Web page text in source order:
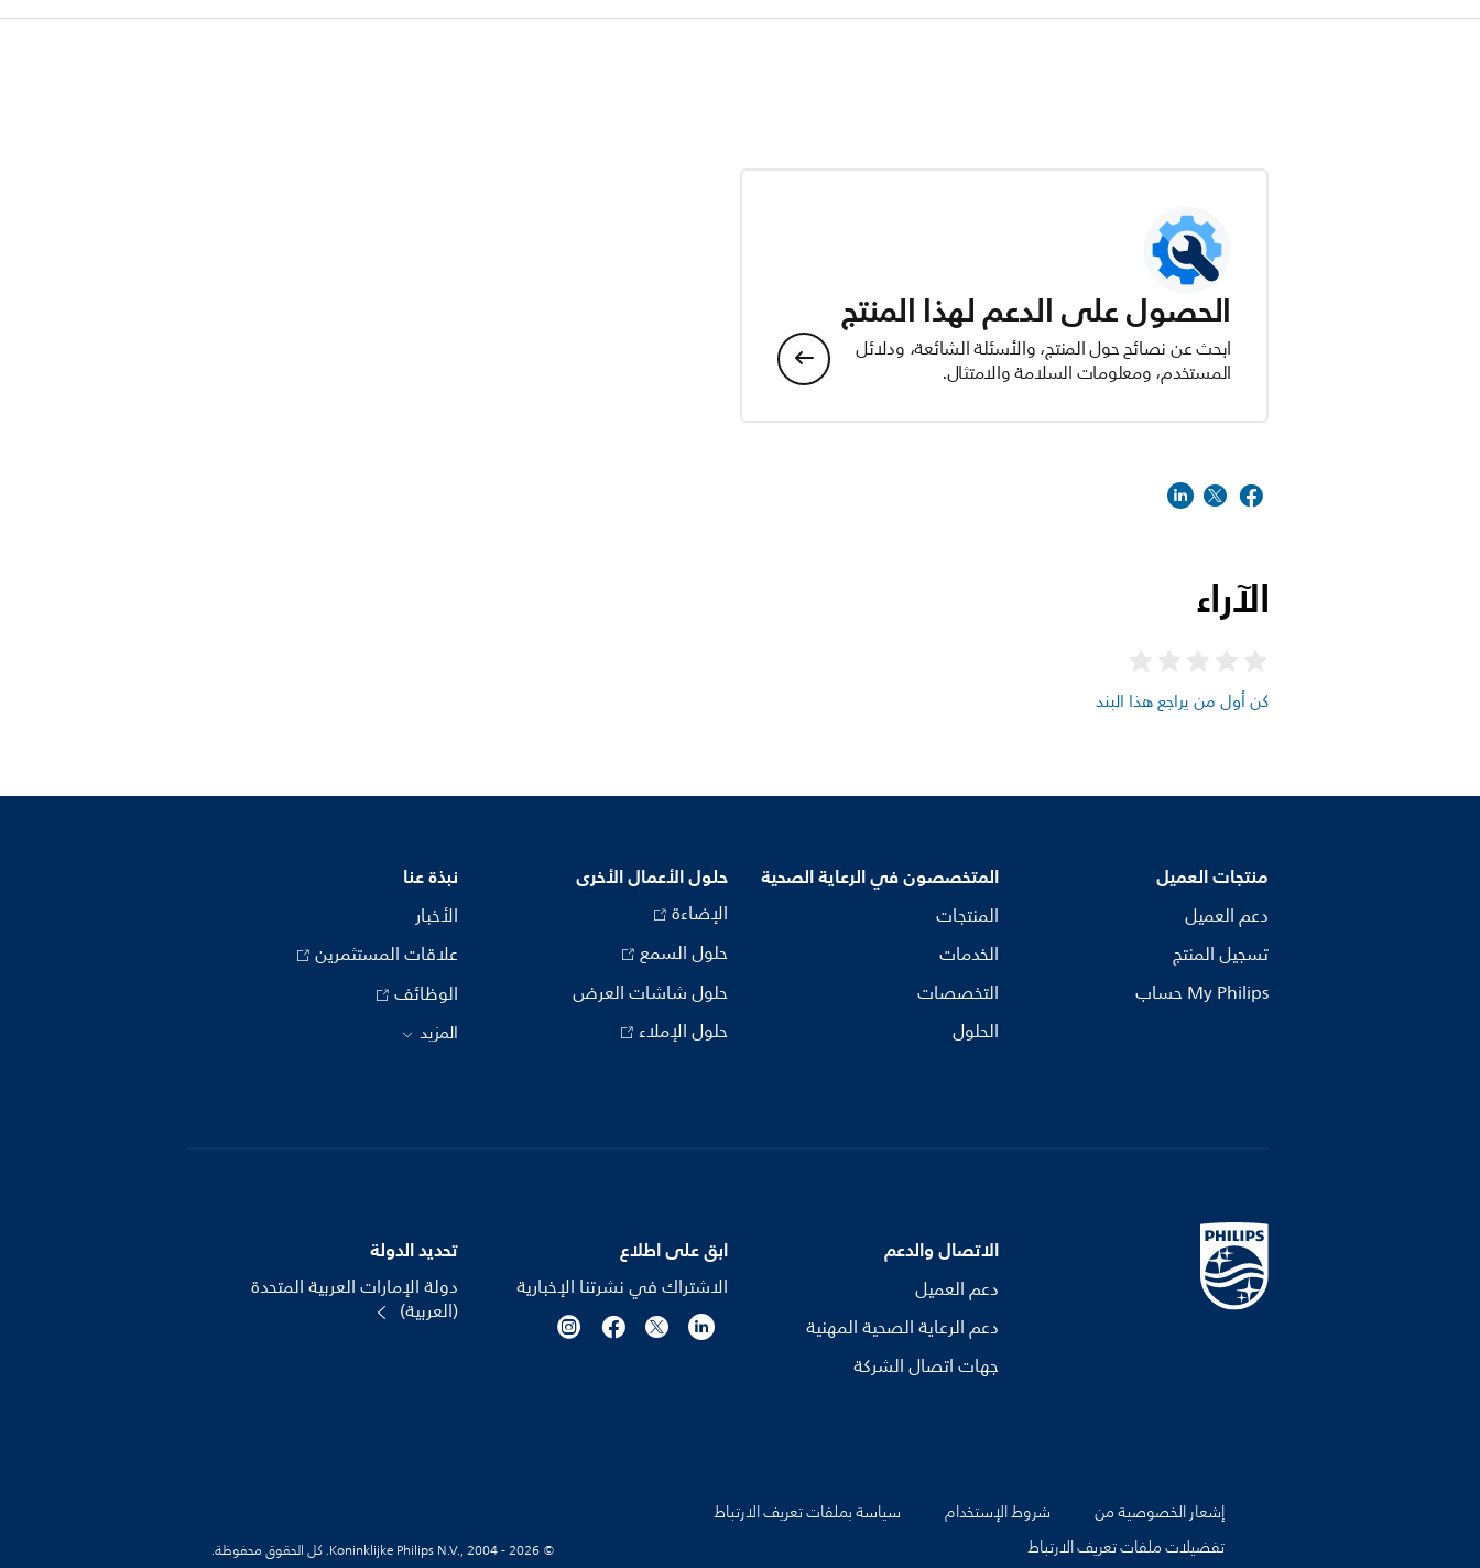
الحصول على الدعم لهذا المنتج
ابحث عن نصائح حول المنتج، والأسئلة الشائعة، ودلائل
المستخدم، ومعلومات السلامة والامتثال.
الآراء
كن أول من يراجع هذا البند
منتجات العميل
دعم العميل
تسجيل المنتج
My Philips حساب
المتخصصون في الرعاية الصحية
المنتجات
الخدمات
التخصصات
الحلول
حلول الأعمال الأخرى
الإضاءة
حلول السمع
حلول شاشات العرض
حلول الإملاء
نبذة عنا
الأخبار
علاقات المستثمرين
الوظائف
المزيد
الاتصال والدعم
دعم العميل
دعم الرعاية الصحية المهنية
جهات اتصال الشركة
ابق على اطلاع
الاشتراك في نشرتنا الإخبارية
تحديد الدولة
دولة الإمارات العربية المتحدة
(العربية)
إشعار الخصوصية من شروط الإستخدام
سياسة بملفات تعريف الارتباط
تفضيلات ملفات تعريف الارتباط
© Koninklijke Philips N.V., 2004 - 2026. كل الحقوق محفوظة.